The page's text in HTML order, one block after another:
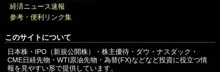
経済ニュース速報
参考・便利リンク集
このサイトについて
日本株・IPO（新規公開株）・株主優待・ダウ・ナスダック・
CME日経先物・WTI原油先物・為替(FX)などなど投資に役立つ情
報を見やすい形で提供しています。